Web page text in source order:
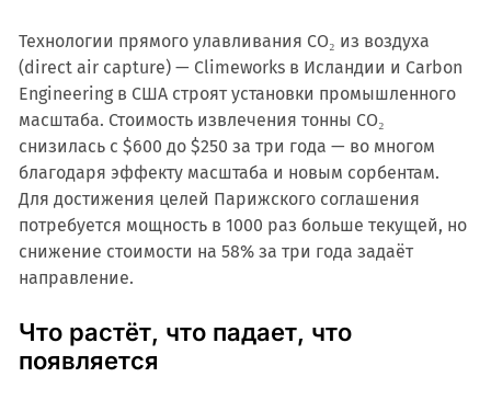
Технологии прямого улавливания CO₂ из воздуха
(direct air capture) — Climeworks в Исландии и Carbon
Engineering в США строят установки промышленного
масштаба. Стоимость извлечения тонны CO₂
снизилась с $600 до $250 за три года — во многом
благодаря эффекту масштаба и новым сорбентам.
Для достижения целей Парижского соглашения
потребуется мощность в 1000 раз больше текущей, но
снижение стоимости на 58% за три года задаёт
направление.
Что растёт, что падает, что
появляется